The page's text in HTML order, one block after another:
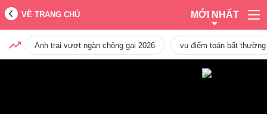
VỀ TRANG CHỦ MỚI NHẤT
Anh trai vượt ngàn chông gai 2026 vụ điểm toán bất